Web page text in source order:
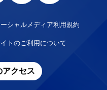
ーシャルメディア利用規約
トのご利用について
アクセス